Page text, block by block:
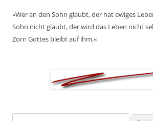
»Wer an den Sohn glaubt, der hat ewiges
Sohn nicht glaubt, der wird das Leben nicht
Zorn Gottes bleibt auf ihm.«